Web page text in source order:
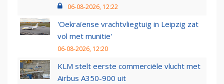
06-08-2026, 12:22
'Oekraïense vrachtvliegtuig in Leipzig zat
vol met munitie'
06-08-2026, 12:20
KLM stelt eerste commerciële vlucht met
Airbus A350-900 uit